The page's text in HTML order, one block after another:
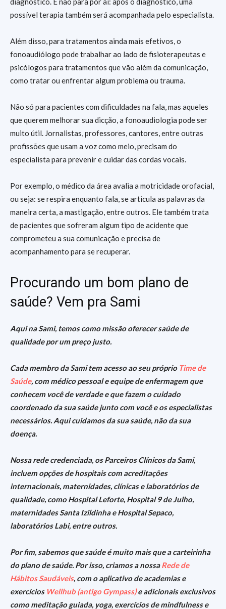
possível terapia também será acompanhada pelo especialista.
Além disso, para tratamentos ainda mais efetivos, o
fonoaudiólogo pode trabalhar ao lado de fisioterapeutas e
psicólogos para tratamentos que vão além da comunicação,
como tratar ou enfrentar algum problema ou trauma.
Não só para pacientes com dificuldades na fala, mas aqueles
que querem melhorar sua dicção, a fonoaudiologia pode ser
muito útil. Jornalistas, professores, cantores, entre outras
profissões que usam a voz como meio, precisam do
especialista para prevenir e cuidar das cordas vocais.
Por exemplo, o médico da área avalia a motricidade orofacial,
ou seja: se respira enquanto fala, se articula as palavras da
maneira certa, a mastigação, entre outros. Ele também trata
de pacientes que sofreram algum tipo de acidente que
comprometeu a sua comunicação e precisa de
acompanhamento para se recuperar.
Procurando um bom plano de
saúde? Vem pra Sami
Aqui na Sami, temos como missão oferecer saúde de
qualidade por um preço justo.
Cada membro da Sami tem acesso ao seu próprio Time de
Saúde, com médico pessoal e equipe de enfermagem que
conhecem você de verdade e que fazem o cuidado
coordenado da sua saúde junto com você e os especialistas
necessários. Aqui cuidamos da sua saúde, não da sua
doença.
Nossa rede credenciada, os Parceiros Clínicos da Sami,
incluem opções de hospitais com acreditações
internacionais, maternidades, clínicas e laboratórios de
qualidade, como Hospital Leforte, Hospital 9 de Julho,
maternidades Santa Izildinha e Hospital Sepaco,
laboratórios Labi, entre outros.
Por fim, sabemos que saúde é muito mais que a carteirinha
do plano de saúde. Por isso, criamos a nossaRede de
Hábitos Saudáveis, com o aplicativo de academias e
exercícios Wellhub (antigo Gympass)e adicionais exclusivos
como meditação guiada, yoga, exercícios de mindfulness e